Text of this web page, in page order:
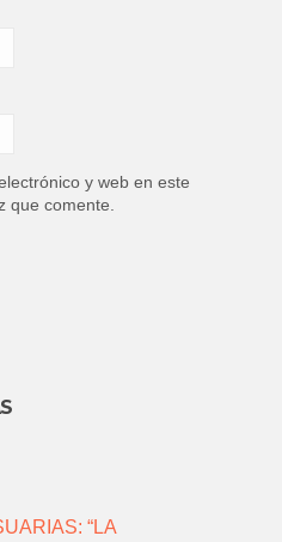
y web en este
que comente.
“LA